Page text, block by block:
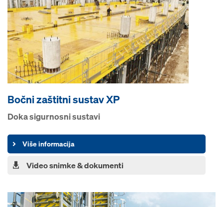
Bočni zaštitni sustav XP
Doka sigurnosni sustavi
Više informacija
Video snimke & dokumenti